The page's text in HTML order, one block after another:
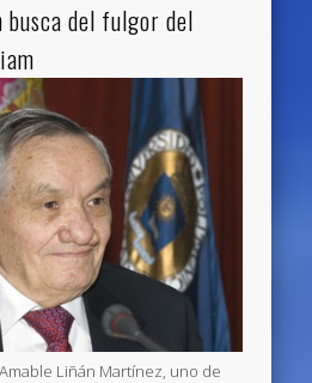
busca del fulgor del
Liñán Martínez, uno de